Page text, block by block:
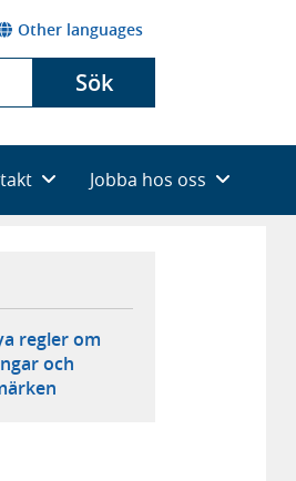
Other languages
Sök
Jobba hos oss
regler om
och